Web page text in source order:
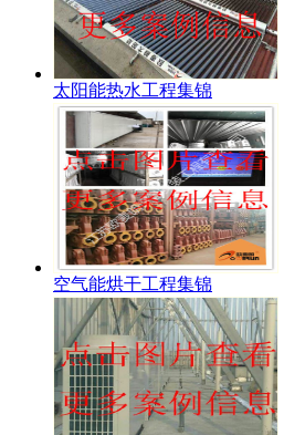
太阳能热水工程集锦
空气能烘干工程集锦